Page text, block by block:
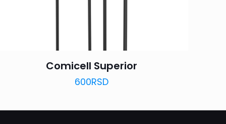
Comicell Superior
600RSD